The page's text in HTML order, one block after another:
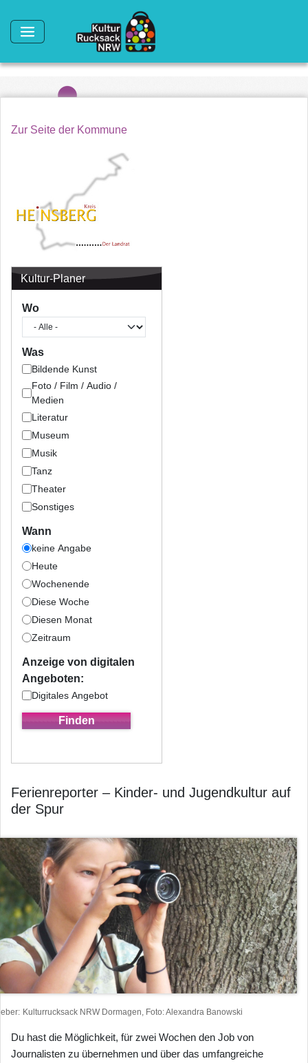
Zur Seite der Kommune
Kultur-Planer
Wo
Was
Bildende Kunst
Foto / Film / Audio /
Medien
Literatur
Museum
Musik
Tanz
Theater
Sonstiges
Wann
keine Angabe
Heute
Wochenende
Diese Woche
Diesen Monat
Zeitraum
Anzeige von digitalen
Angeboten:
Digitales Angebot
Ferienreporter – Kinder- und Jugendkultur auf
der Spur
Kulturrucksack NRW Dormagen, Foto: Alexandra Banowski
Du hast die Möglichkeit, für zwei Wochen den Job von
Journalisten zu übernehmen und über das umfangreiche